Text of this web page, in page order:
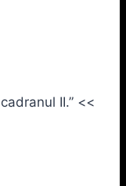
II.” <<